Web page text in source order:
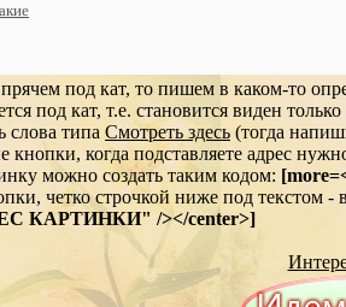
под кат, то пишем в каком-то
под кат, т.е. становится виден
слова типа Смотреть здесь (тогда
кнопки, когда подставляете адрес
можно создать таким кодом:
четко строчкой ниже под текстом -
КАРТИНКИ" /></center>]